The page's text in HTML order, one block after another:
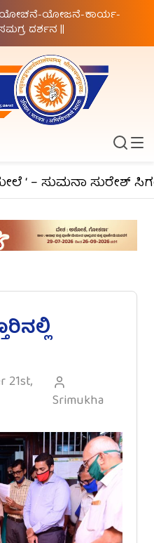
ಯೋಚನೆ-ಯೋಜನೆ-ಕಾರ್ಯ-
ದರ್ಶನ ||
– ಸುಮನಾ ಸುರೇಶ್
21st,
Srimukha